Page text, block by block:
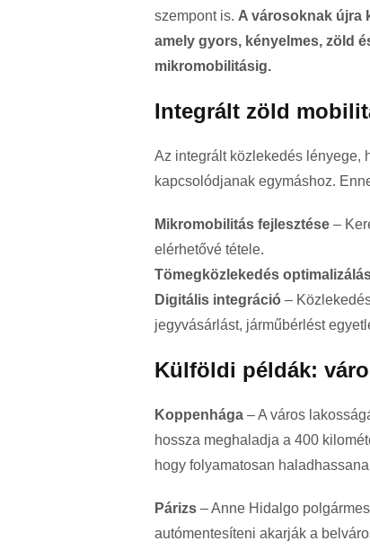
szempont is. A városoknak újra
amely gyors, kényelmes, zöld
mikromobilitásig.
Integrált zöld
Az integrált közlekedés lényege,
kapcsolódjanak egymáshoz.
Mikromobilitás fejlesztése –
elérhetővé tétele.
Tömegközlekedés
Digitális integráció –
jegyvásárlást, járműbérlést
Külföldi példák:
Koppenhága – A város
hossza meghaladja a 400
hogy folyamatosan
Párizs – Anne Hidalgo
autómentesíteni akarják a